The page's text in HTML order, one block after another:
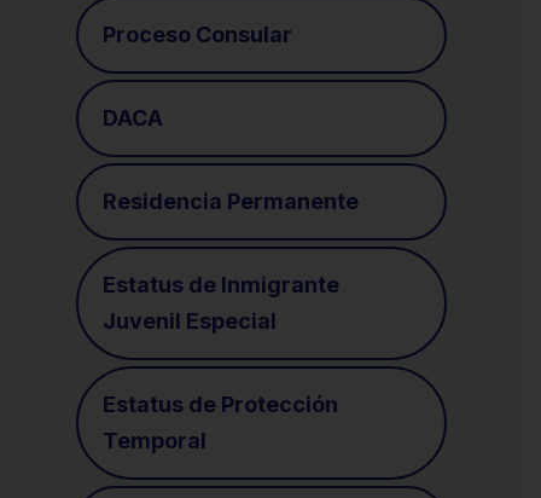
Proceso Consular
DACA
Residencia Permanente
Estatus de Inmigrante
Juvenil Especial
Estatus de Protección
Temporal